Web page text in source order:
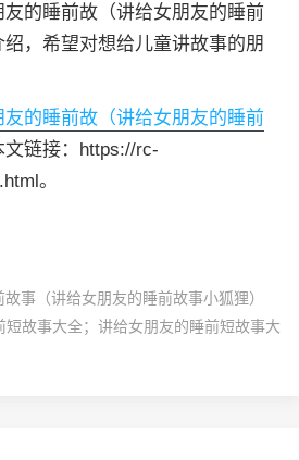
的睡前故（讲给女朋友的睡前
，希望对想给儿童讲故事的朋
友的睡前故（讲给女朋友的睡前
文链接：https://rc-
。
事（讲给女朋友的睡前故事小狐狸）
短故事大全；讲给女朋友的睡前短故事大